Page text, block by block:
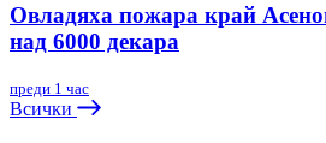
Овладяха пожара край
над 6000 декара
преди 1 час
Всички